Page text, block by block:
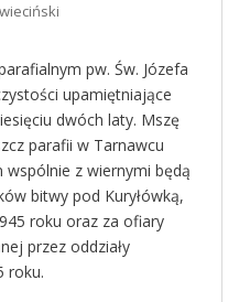
pw. Św. Józefa
upamiętniające
dwóch laty. Mszę
parafii w Tarnawcu
wspólnie z wiernymi będą
bitwy pod Kuryłówką,
roku oraz za ofiary
przez oddziały
roku.